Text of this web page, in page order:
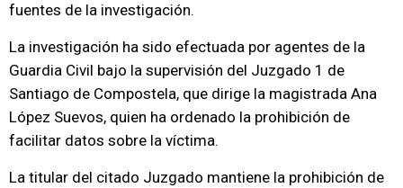
fuentes de la investigación.
La investigación ha sido efectuada por agentes de la
Guardia Civil bajo la supervisión del Juzgado 1 de
Santiago de Compostela, que dirige la magistrada Ana
López Suevos, quien ha ordenado la prohibición de
facilitar datos sobre la víctima.
La titular del citado Juzgado mantiene la prohibición de